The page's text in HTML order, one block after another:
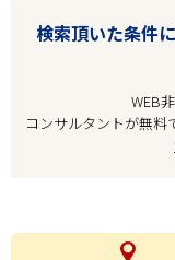
検索頂いた条件
WEB
コンサルタントが無料